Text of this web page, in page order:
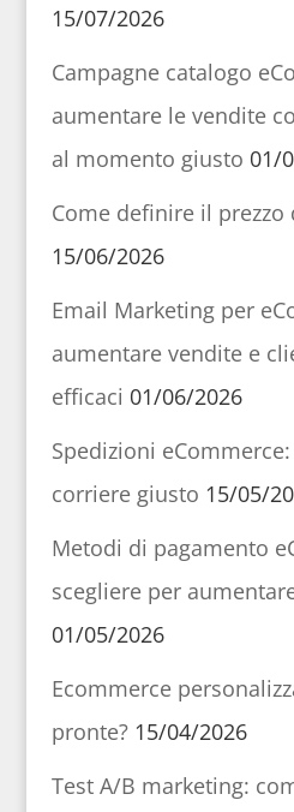
15/07/2026
Campagne catalogo
aumentare le vendite
al momento giusto 01/
Come definire il
15/06/2026
Email Marketing per
aumentare vendite e
efficaci 01/06/2026
Spedizioni
corriere giusto 15/05/
Metodi di pagamento
scegliere per
01/05/2026
Ecommerce
pronte? 15/04/2026
Test A/B marketing: